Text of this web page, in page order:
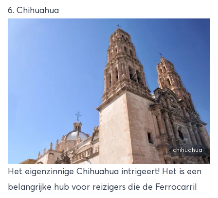
6. Chihuahua
chihuahua
Het eigenzinnige Chihuahua intrigeert! Het is een
belangrijke hub voor reizigers die de Ferrocarril